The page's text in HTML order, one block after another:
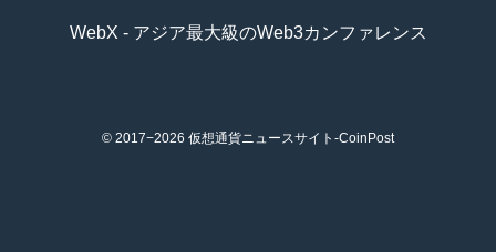
WebX - アジア最大級のWeb3カンファレンス
© 2017−2026 仮想通貨ニュースサイト-CoinPost